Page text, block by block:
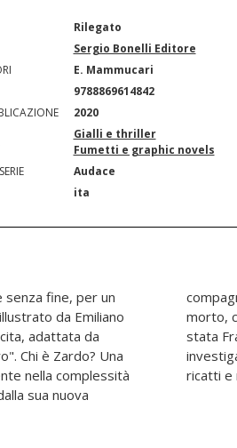
Rilegato
Sergio Bonelli Editore
E. Mammucari
9788869614842
2020
Gialli e thriller
Fumetti e graphic novels
Audace
ita
senza fine, per un
da Emiliano
adattata da
Chi è Zardo? Una
nella complessità
sua nuova
di lei. Lo trova
che possa essere
Ma un
una serie di fughe,
ricatti e